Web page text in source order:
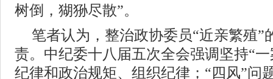
树倒，猢狲尽散”。
笔者认为，整治政协委员“近亲繁殖”
责。中纪委十八届五次全会强调坚持“
纪律和政治规矩、组织纪律；“四风”问